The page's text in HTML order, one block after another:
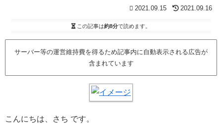
2021.09.15 2021.09.16
この記事は約8分で読めます。
サーバー等の運営維持費を得るため記事内に自動表示される広告が
含まれています
こんにちは、さち です。